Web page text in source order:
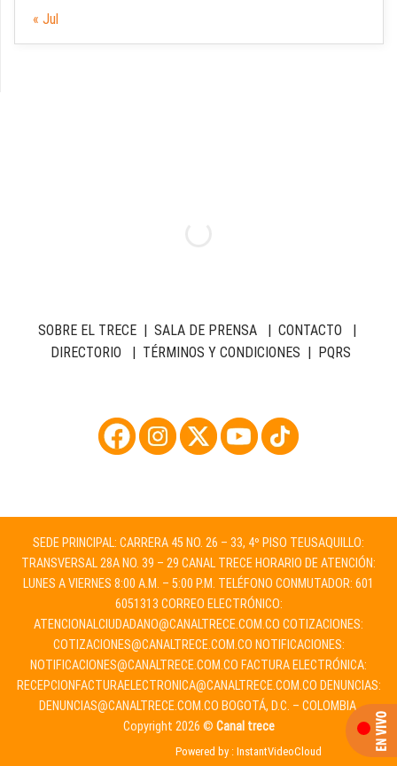
« Jul
SOBRE EL TRECE| SALA DE PRENSA| CONTACTO |
DIRECTORIO | TÉRMINOS Y CONDICIONES | PQRS
SEDE PRINCIPAL: CARRERA 45 NO. 26 – 33, 4º PISO TEUSAQUILLO:
TRANSVERSAL 28A NO. 39 – 29 CANAL TRECE HORARIO DE ATENCIÓN:
LUNES A VIERNES 8:00 A.M. – 5:00 P.M. TELÉFONO CONMUTADOR: 601
6051313 CORREO ELECTRÓNICO:
ATENCIONALCIUDADANO@CANALTRECE.COM.CO COTIZACIONES:
COTIZACIONES@CANALTRECE.COM.CO NOTIFICACIONES:
NOTIFICACIONES@CANALTRECE.COM.CO FACTURA ELECTRÓNICA:
RECEPCIONFACTURAELECTRONICA@CANALTRECE.COM.CO DENUNCIAS:
DENUNCIAS@CANALTRECE.COM.CO BOGOTÁ, D.C. – COLOMBIA.
Copyright 2026 © Canal trece
Powered by : InstantVideoCloud